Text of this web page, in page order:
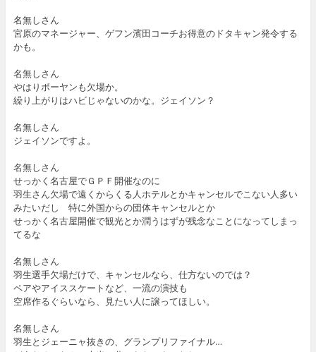
名無しさん
宮原のマネージャー、ゲフン濱田コーチお得意のドタキャン発令する
かも。
名無しさん
やはりボーヤンも欠場か。
繰り上がりはハビじゃないのかな。ジェイソン？
名無しさん
ジェイソンですよ。
名無しさん
せっかく名古屋でＧＰＦ開催なのに
羽生さん欠場で遠くからくる人ホテルとかキャンセルでこない人多い
みたいだし 特に外国からの団体キャンセルとか
せっかく名古屋開催で観光とか潤うはずが残念なことになってしまっ
てるな
名無しさん
羽生選手欠場だけで、キャンセルなら、仕方ないのでは？
ペアやアイススケートなど、一流の演技も
空席作るぐらいなら、見たい人に譲ってほしい。
名無しさん
羽生とジェーニャ抜きの、グランプリファイナル…